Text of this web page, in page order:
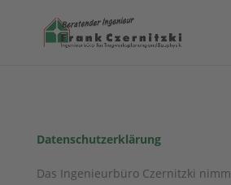
Datenschutzerklärung
Das Ingenieurbüro Czernitzki